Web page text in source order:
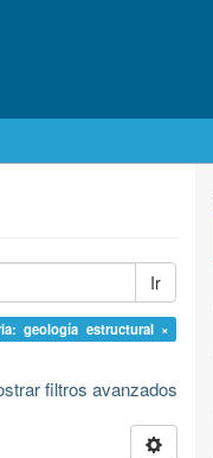
Ir
geología estructural ×
filtros avanzados